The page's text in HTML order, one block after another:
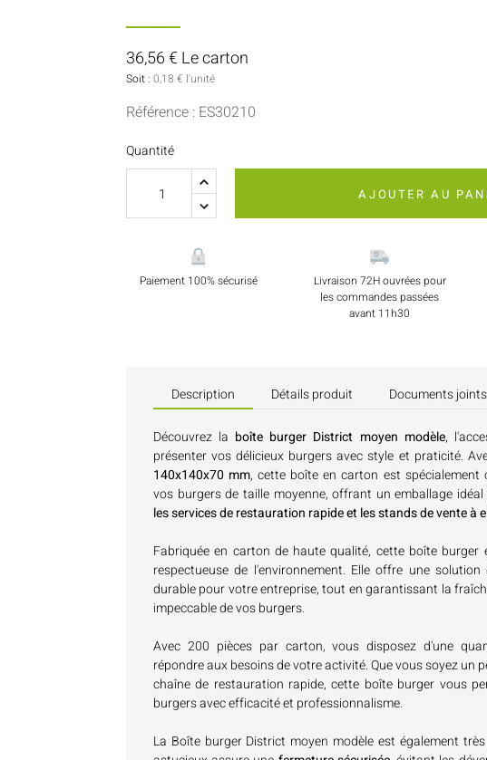
Nappes Et Serviettes
Flacons Et Bouteilles
36,56 € Le carton
Soit : 0,18 € l'unité
Référence : ES30210
Quantité
AJOUTER AU
Paiement 100% sécurisé
Livraison 72H ouvrées pour
les commandes passées
avant 11h30
Description Détails produit Documents joints
Découvrez la boîte burger District moyen modèle,
présenter vos délicieux burgers avec style et praticité.
140x140x70 mm, cette boîte en carton est spécialement
vos burgers de taille moyenne, offrant un emballage
les services de restauration rapide et les stands de vente à
Fabriquée en carton de haute qualité, cette boîte burger
respectueuse de l'environnement. Elle offre une
durable pour votre entreprise, tout en garantissant la
impeccable de vos burgers.
Avec 200 pièces par carton, vous disposez d'une
répondre aux besoins de votre activité. Que vous soyez un
chaîne de restauration rapide, cette boîte burger vous
burgers avec efficacité et professionnalisme.
La Boîte burger District moyen modèle est également